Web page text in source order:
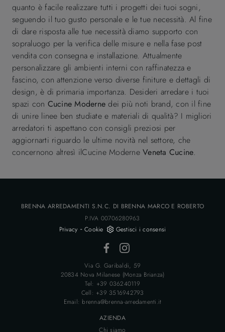
quanto è facile realizzare tutti i progetti dei tuoi sogni,
seguendo il tuo gusto personale e le tue necessità. Al fine
di dare risposta alle tue necessità diamo supporto con
sopraluogo per la verifica delle misure e nella fase post
vendita con consegna e installazione. Attualmente
personalizzare gli ambienti interni con raffinatezza e
fascino, con attenzione verso diverse finiture e dettagli di
design, è di primaria importanza. Desideri arredare i tuoi
spazi con Cucine Moderne dei più noti brand, con il fine
di unire linee ben studiate e materiali di qualità? I migliori
arredatori ti aspettano con consigli preziosi per
aggiornarti riguardo le ultime novità nel settore, che
concernono altresì ilCucine Moderne Veneta Cucine.
BRENNA ARREDAMENTI S.N.C. DI BRENNA MARCO E ROBERTO
P.IVA 00706280963
Privacy -Cookie Gestisci i consensi
Via G. Garibaldi, 59
20834 Nova Milanese (Monza Brianza)
Tel: +39 036240119
Cell: +39 3516942793
Email: brenna@brenna-arredamenti.it
AZIENDA
Chi siamo